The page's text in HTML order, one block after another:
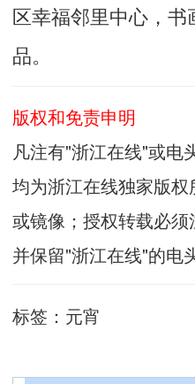
区幸福邻里中心，
品。
版权和免责申明
凡注有"浙江在线"或电
均为浙江在线独家版
或镜像；授权转载必须
并保留"浙江在线"的电
标签： 元宵